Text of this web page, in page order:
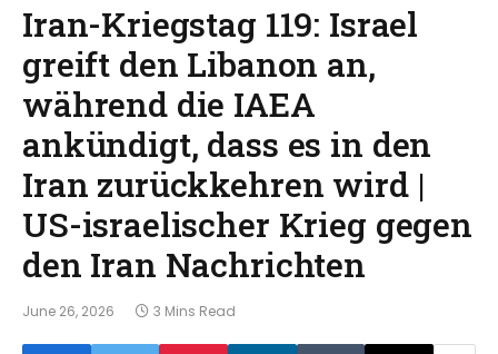
Iran-Kriegstag 119: Israel
greift den Libanon an,
während die IAEA
ankündigt, dass es in den
Iran zurückkehren wird |
US-israelischer Krieg gegen
den Iran Nachrichten
June 26, 2026 3 Mins Read